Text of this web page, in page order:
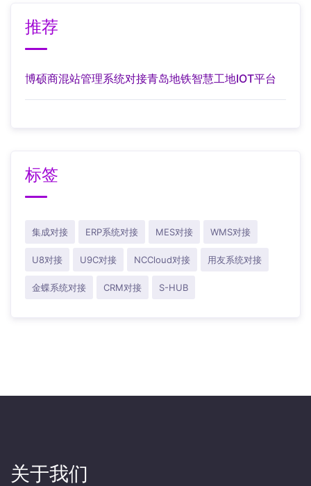
推荐
博硕商混站管理系统对接青岛地铁智慧工地IOT平台
标签
集成对接 ERP系统对接 MES对接 WMS对接
U8对接 U9C对接 NCCloud对接 用友系统对接
金蝶系统对接 CRM对接 S-HUB
关于我们